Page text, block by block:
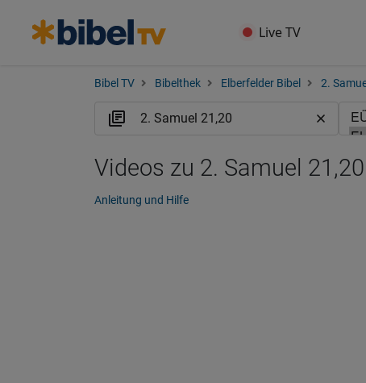
Live TV
Bibel TV Bibelthek Elberfelder Bibel 2.
Videos zu 2. Samuel
Anleitung und Hilfe